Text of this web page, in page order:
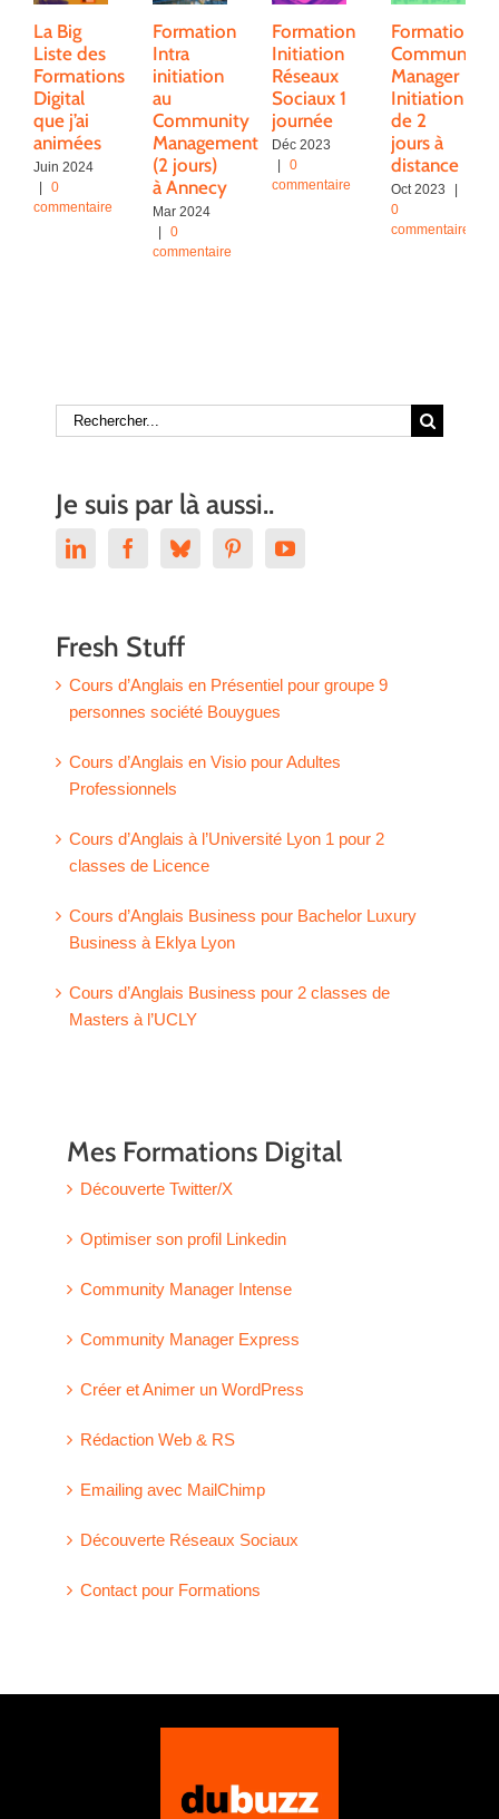
La Big
Liste des
Formations
Digital
que j’ai
animées
Juin 2024
|
0
commentaire
Formation
Intra
initiation
au
Community
Management
(2 jours)
à Annecy
Mar 2024
|
0
commentaire
Formation
Initiation
Réseaux
Sociaux 1
journée
Déc 2023
|
0
commentaire
Formation
Community
Manager
Initiation
de 2
jours à
distance
Oct 2023
|
0
commentaire
Rechercher:
Je suis par là aussi..
Fresh Stuff
Cours d’Anglais en Présentiel pour groupe 9
personnes société Bouygues
Cours d’Anglais en Visio pour Adultes
Professionnels
Cours d’Anglais à l’Université Lyon 1 pour 2
classes de Licence
Cours d’Anglais Business pour Bachelor Luxury
Business à Eklya Lyon
Cours d’Anglais Business pour 2 classes de
Masters à l’UCLY
Mes Formations Digital
Découverte Twitter/X
Optimiser son profil Linkedin
Community Manager Intense
Community Manager Express
Créer et Animer un WordPress
Rédaction Web & RS
Emailing avec MailChimp
Découverte Réseaux Sociaux
Contact pour Formations